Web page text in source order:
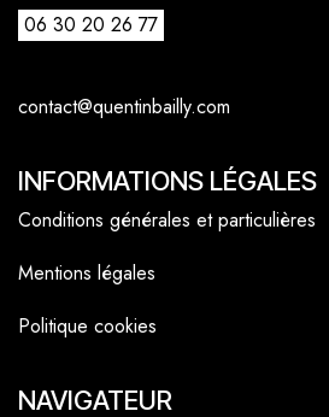
06 30 20 26 77
contact@quentinbailly.com
INFORMATIONS LÉGALES
Conditions générales et particulières
Mentions légales
Politique cookies
NAVIGATEUR